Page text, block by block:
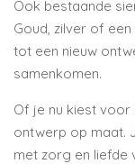
Ook bestaande
Goud, zilver of
tot een nieuw
samenkomen.
Of je nu kiest voor
ontwerp op maat.
met zorg en liefde